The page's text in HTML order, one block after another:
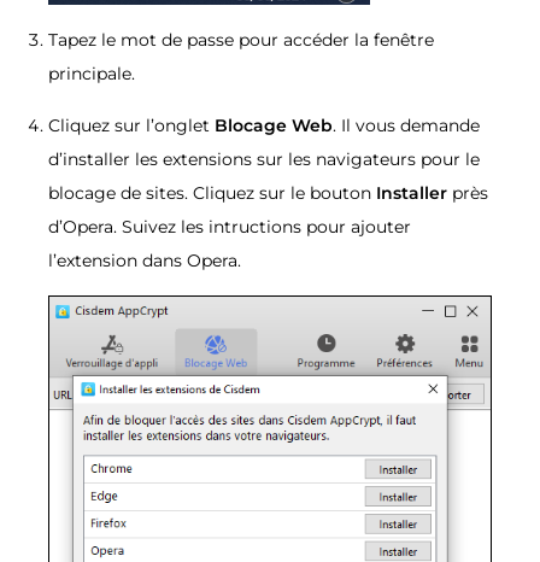
Tapez le mot de passe pour accéder la fenêtre
principale.
Cliquez sur l’onglet Blocage Web. Il vous demande
d’installer les extensions sur les navigateurs pour le
blocage de sites. Cliquez sur le bouton Installer près
d’Opera. Suivez les intructions pour ajouter
l’extension dans Opera.